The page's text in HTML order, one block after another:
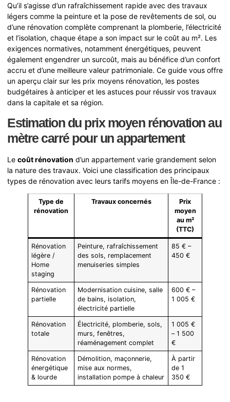
Qu’il s’agisse d’un rafraîchissement rapide avec des travaux
légers comme la peinture et la pose de revêtements de sol, ou
d’une rénovation complète comprenant la plomberie, l’électricité
et l’isolation, chaque étape a son impact sur le coût au m². Les
exigences normatives, notamment énergétiques, peuvent
également engendrer un surcoût, mais au bénéfice d’un confort
accru et d’une meilleure valeur patrimoniale. Ce guide vous offre
un aperçu clair sur les prix moyens rénovation, les postes
budgétaires à anticiper et les astuces pour réussir vos travaux
dans la capitale et sa région.
Estimation du prix moyen rénovation au
mètre carré pour un appartement
Le coût rénovation d’un appartement varie grandement selon
la nature des travaux. Voici une classification des principaux
types de rénovation avec leurs tarifs moyens en Île-de-France :
Type de
rénovation
Travaux concernés
Prix
moyen
au m²
(TTC)
Rénovation
légère /
Home
staging
Peinture, rafraîchissement
des sols, remplacement
menuiseries simples
85 € –
450 €
Rénovation
partielle
Modernisation cuisine, salle
de bains, isolation,
électricité partielle
600 € –
1 005 €
Rénovation
totale
Électricité, plomberie, sols,
murs, fenêtres,
réaménagement complet
1 005 €
– 1 500
€
Rénovation
énergétique
& lourde
Démolition, maçonnerie,
mise aux normes,
installation pompe à chaleur
À partir
de 1
350 €